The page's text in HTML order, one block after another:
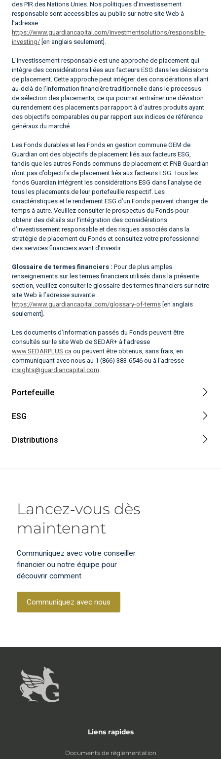
des PIR des Nations Unies. Nos politiques d’investissement
responsable sont accessibles au public sur notre site Web à
l’adresse
https://www.guardiancapital.com/investmentsolutions/responsible-
investing/ [en anglais seulement].
L’investissement responsable est une approche de placement qui
intègre des considérations liées aux facteurs ESG dans les décisions
de placement. Cette approche peut intégrer des considérations allant
au-delà de l’information financière traditionnelle dans le processus
de sélection des placements, ce qui pourrait entraîner une déviation
du rendement des placements par rapport à d’autres produits ayant
des objectifs comparables ou par rapport aux indices de référence
généraux du marché.
Les Fonds durables et les Fonds en gestion commune GEM de
Guardian ont des objectifs de placement liés aux facteurs ESG,
tandis que les autres Fonds communs de placement et FNB Guardian
n’ont pas d’objectifs de placement liés aux facteurs ESG. Tous les
fonds Guardian intègrent les considérations ESG dans l’analyse de
tous les placements de leur portefeuille respectif. Les
caractéristiques et le rendement ESG d’un Fonds peuvent changer de
temps à autre. Veuillez consulter le prospectus du Fonds pour
obtenir des détails sur l’intégration des considérations
d’investissement responsable et des risques associés dans la
stratégie de placement du Fonds et consultez votre professionnel
des services financiers avant d’investir.
Glossaire de termes financiers : Pour de plus amples
renseignements sur les termes financiers utilisés dans la présente
section, veuillez consulter le glossaire des termes financiers sur notre
site Web à l’adresse suivante :
https://www.guardiancapital.com/glossary-of-terms [en anglais
seulement].
Les documents d’information passés du Fonds peuvent être
consultés sur le site Web de SEDAR+ à l’adresse
www.SEDARPLUS.ca ou peuvent être obtenus, sans frais, en
communiquant avec nous au 1 (866) 383-6546 ou à l’adresse
insights@guardiancapital.com.
Portefeuille
ESG
Distributions
Lancez‑vous dès
maintenant
Communiquez avec votre conseiller
financier ou notre équipe pour
découvrir comment.
Communiquez avec nous
Liens rapides
Documents de réglementation